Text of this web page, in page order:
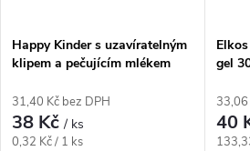
Happy Kinder s uzavíratelným
klipem a pečujícím mlékem
31,40 Kč bez DPH
38 Kč/ ks
Měrná
0,32 Kč / 1 ks
gel
33,06
40
Měrná